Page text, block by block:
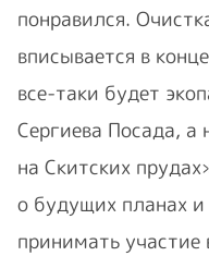
понравился.
вписывается в
все-таки будет
Сергиева Посада, а
на Скитских
о будущих планах
принимать